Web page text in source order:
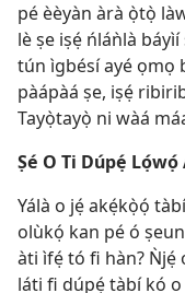
pé èèyàn àrà ọ̀tọ̀
lè ṣe iṣẹ́ ńláǹlà
tún ìgbésí ayé ọmọ
pàápàá ṣe, iṣẹ́
Tayọ̀tayọ̀ ni wàá
Ṣé O Ti Dúpẹ́
Yálà o jẹ́ akẹ́kọ̀ọ́
olùkọ́ kan pé ó
àti ìfẹ́ tó fi hàn? Ǹjẹ́
láti fi dúpẹ́ tàbí kó